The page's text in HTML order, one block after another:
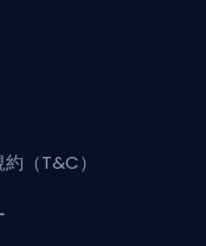
（T&C）